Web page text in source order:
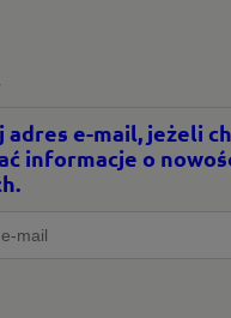
adres e-mail, jeżeli
informacje o